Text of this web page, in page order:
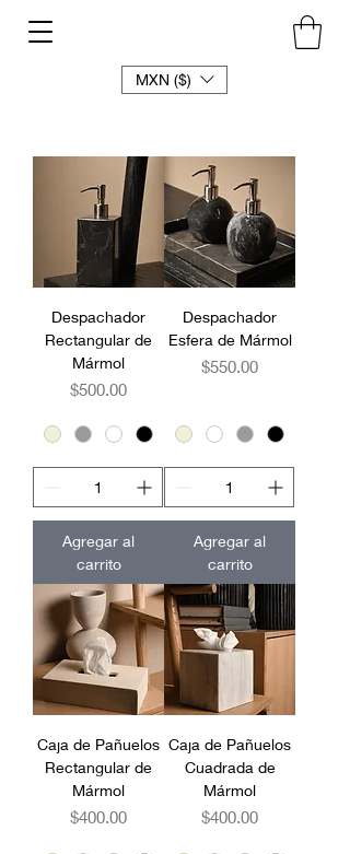
MXN ($)
Despachador
Rectangular de
Mármol
Precio
$500.00
Agregar al
carrito
Despachador
Esfera de Mármol
Precio
$550.00
Agregar al
carrito
Caja de Pañuelos
Rectangular de
Mármol
Precio
$400.00
Caja de Pañuelos
Cuadrada de
Mármol
Precio
$400.00